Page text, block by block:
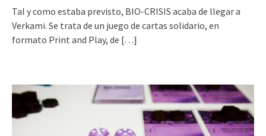
Tal y como estaba previsto, BIO-CRISIS acaba de llegar a
Verkami. Se trata de un juego de cartas solidario, en
formato Print and Play, de […]